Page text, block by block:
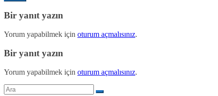
Bir yanıt yazın
Yorum yapabilmek için oturum açmalısınız.
Bir yanıt yazın
Yorum yapabilmek için oturum açmalısınız.